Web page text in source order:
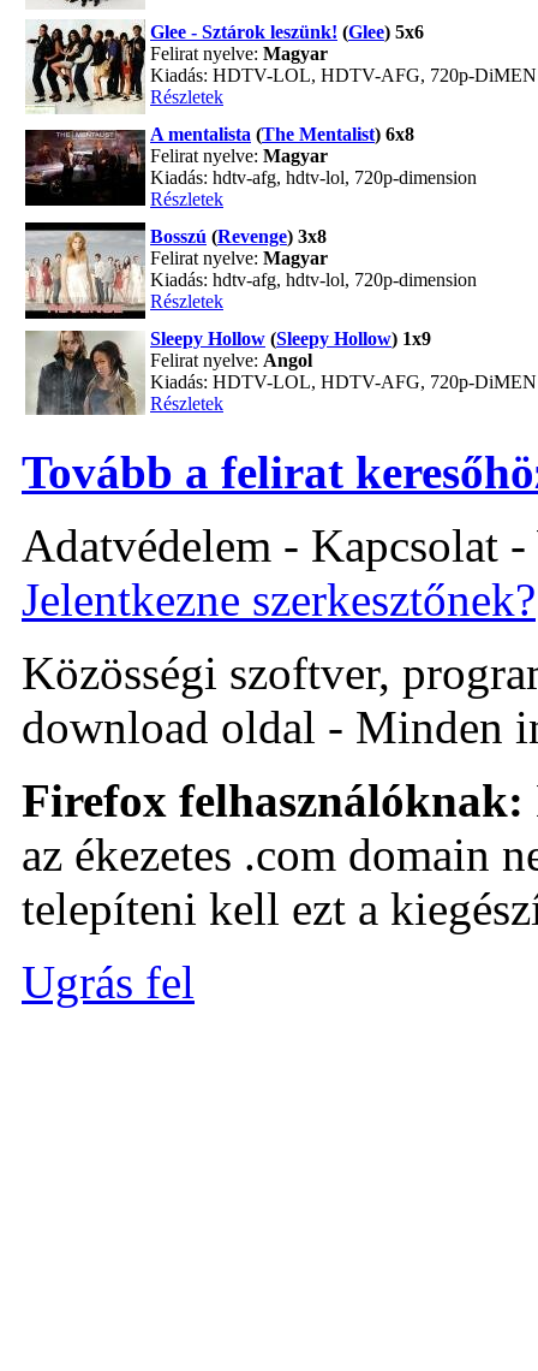
Glee - Sztárok leszünk! (Glee) 5x6
Felirat nyelve: Magyar
Kiadás: HDTV-LOL, HDTV-AFG, 720p-
Részletek
A mentalista (The Mentalist) 6x8
Felirat nyelve: Magyar
Kiadás: hdtv-afg, hdtv-lol, 720p-dimension
Részletek
Bosszú (Revenge) 3x8
Felirat nyelve: Magyar
Kiadás: hdtv-afg, hdtv-lol, 720p-dimension
Részletek
Sleepy Hollow (Sleepy Hollow) 1x9
Felirat nyelve: Angol
Kiadás: HDTV-LOL, HDTV-AFG, 720p-
Részletek
Tovább a felirat
Adatvédelem - Kapcsolat
Jelentkezne szerkesztőnek?
Közösségi szoftver,
download oldal - Minden
Firefox felhasználóknak:
az ékezetes .com domain
telepíteni kell ezt a
Ugrás fel